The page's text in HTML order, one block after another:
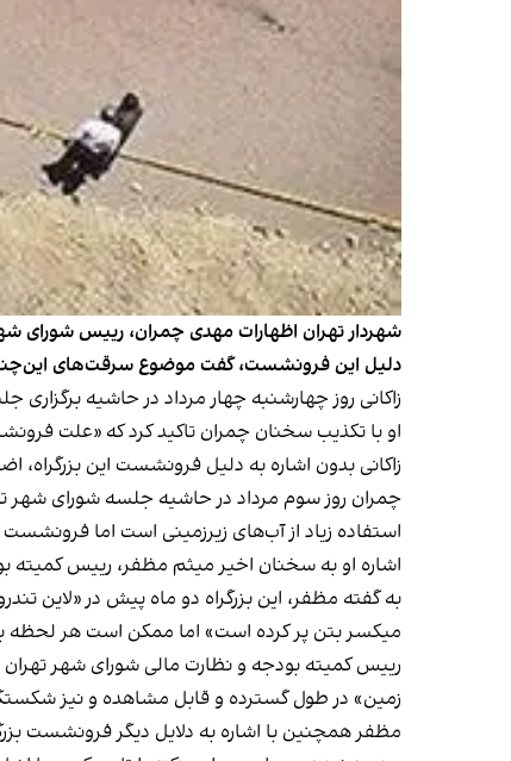
شهردار تهران اظهارات مهدی چمران، رییس شورای
دلیل این فرونشست، گفت موضوع سرقت‌های
زاکانی روز چهارشنبه چهار مرداد در حاشیه
او با تکذیب سخنان چمران تاکید کرد که «علت
زاکانی بدون اشاره به دلیل فرونشست این بزرگراه،
چمران روز سوم مرداد در حاشیه جلسه شورای شهر
استفاده زیاد از آب‌های زیرزمینی است اما فرونشست
اشاره او به سخنان اخیر میثم مظفر، رییس کمیته
میکسر بتن پر کرده است» اما ممکن است هر لحظه
رییس کمیته بودجه و نظارت مالی شورای شهر تهران
زمین» در طول گسترده و قابل مشاهده و نیز
مظفر همچنین با اشاره به دلایل دیگر فرونشست